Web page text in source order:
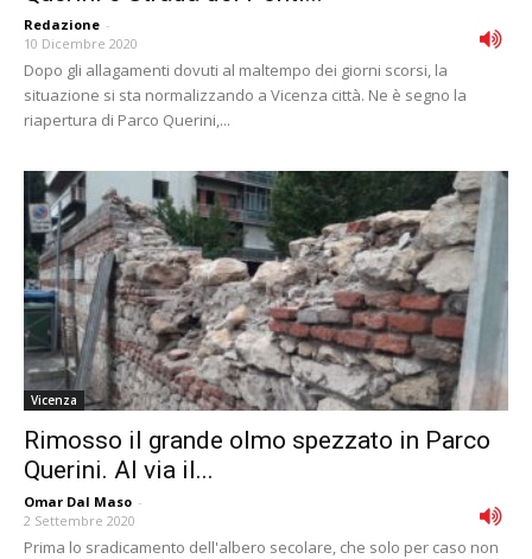
Redazione -
10 Dicembre 2020
Dopo gli allagamenti dovuti al maltempo dei giorni scorsi, la
situazione si sta normalizzando a Vicenza città. Ne è segno la
riapertura di Parco Querini,...
Vicenza
Rimosso il grande olmo spezzato in Parco
Querini. Al via il...
Omar Dal Maso -
2 Settembre 2020
Prima lo sradicamento dell'albero secolare, che solo per caso non